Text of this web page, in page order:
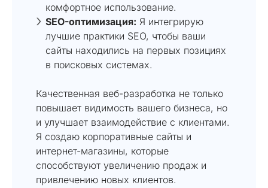
комфортное использование.
SEO-оптимизация: Я интегрирую
лучшие практики SEO, чтобы ваши
сайты находились на первых позициях
в поисковых системах.
Качественная веб-разработка не только
повышает видимость вашего бизнеса, но
и улучшает взаимодействие с клиентами.
Я создаю корпоративные сайты и
интернет-магазины, которые
способствуют увеличению продаж и
привлечению новых клиентов.